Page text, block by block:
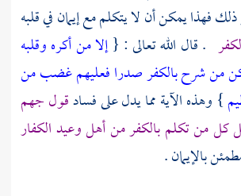
فهذا يمكن أن لا يتكلم مع إيمان في قلبه
. قال الله تعالى : {إلا من أكره وقلبه
من شرح بالكفر صدرا فعليهم غضب من
} وهذه الآية مما يدل على فسادقولجهم
كل من تكلم بالكفر من أهل وعيد الكفار
بالإيمان .